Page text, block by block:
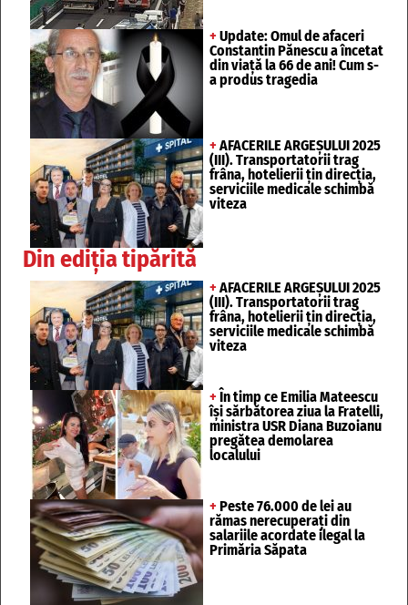
+ Update: Omul de afaceri
Constantin Pănescu a încetat
din viață la 66 de ani! Cum s-
a produs tragedia
+ AFACERILE ARGEȘULUI 2025
(III). Transportatorii trag
frâna, hotelierii țin direcția,
serviciile medicale schimbă
viteza
Din ediția tipărită
+ AFACERILE ARGEȘULUI 2025
(III). Transportatorii trag
frâna, hotelierii țin direcția,
serviciile medicale schimbă
viteza
+ În timp ce Emilia Mateescu
își sărbătorea ziua la Fratelli,
ministra USR Diana Buzoianu
pregătea demolarea
localului
+ Peste 76.000 de lei au
rămas nerecuperați din
salariile acordate ilegal la
Primăria Săpata